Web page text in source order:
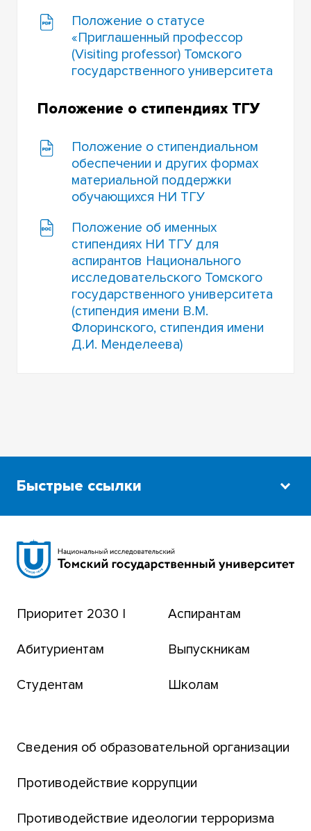
Положение о статусе
«Приглашенный профессор
(Visiting professor) Томского
государственного университета
Положение о стипендиях ТГУ
Положение о стипендиальном
обеспечении и других формах
материальной поддержки
обучающихся НИ ТГУ
Положение об именных
стипендиях НИ ТГУ для
аспирантов Национального
исследовательского Томского
государственного университета
(стипендия имени В.М.
Флоринского, стипендия имени
Д.И. Менделеева)
Быстрые ссылки
Сибирский ботанический сад
Томский региональный центр коллективного
Транссибирский научный путь
Парк социогуманитарных технологий ТГУ
Английский для всех
ТГУ
Приоритет 2030 |
Абитуриентам
Студентам
Аспирантам
Выпускникам
Школам
Сведения об образовательной организации
Противодействие коррупции
Противодействие идеологии терроризма